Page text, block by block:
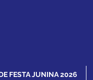
FESTA JUNINA 2026